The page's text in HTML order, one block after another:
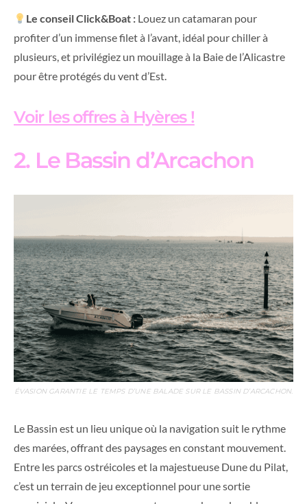
Le conseil Click&Boat : Louez un catamaran pour
profiter d’un immense filet à l’avant, idéal pour chiller à
plusieurs, et privilégiez un mouillage à la Baie de l’Alicastre
pour être protégés du vent d’Est.
Voir les offres à Hyères !
2. Le Bassin d’Arcachon
ÉVASION GARANTIE LE TEMPS D’UNE BALADE SUR LE BASSIN D’ARCACHON.
Le Bassin est un lieu unique où la navigation suit le rythme
des marées, offrant des paysages en constant mouvement.
Entre les parcs ostréicoles et la majestueuse Dune du Pilat,
c’est un terrain de jeu exceptionnel pour une sortie